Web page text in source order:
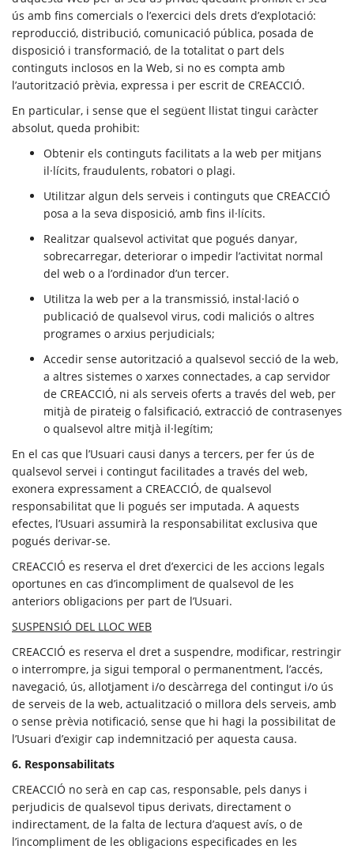
ús amb fins comercials o l’exercici dels drets d’explotació:
reproducció, distribució, comunicació pública, posada de
disposició i transformació, de la totalitat o part dels
continguts inclosos en la Web, si no es compta amb
l’autorització prèvia, expressa i per escrit de CREACCIÓ.
En particular, i sense que el següent llistat tingui caràcter
absolut, queda prohibit:
Obtenir els continguts facilitats a la web per mitjans
il·lícits, fraudulents, robatori o plagi.
Utilitzar algun dels serveis i continguts que CREACCIÓ
posa a la seva disposició, amb fins il·lícits.
Realitzar qualsevol activitat que pogués danyar,
sobrecarregar, deteriorar o impedir l’activitat normal
del web o a l’ordinador d’un tercer.
Utilitza la web per a la transmissió, instal·lació o
publicació de qualsevol virus, codi maliciós o altres
programes o arxius perjudicials;
Accedir sense autorització a qualsevol secció de la web,
a altres sistemes o xarxes connectades, a cap servidor
de CREACCIÓ, ni als serveis oferts a través del web, per
mitjà de pirateig o falsificació, extracció de contrasenyes
o qualsevol altre mitjà il·legítim;
En el cas que l’Usuari causi danys a tercers, per fer ús de
qualsevol servei i contingut facilitades a través del web,
exonera expressament a CREACCIÓ, de qualsevol
responsabilitat que li pogués ser imputada. A aquests
efectes, l’Usuari assumirà la responsabilitat exclusiva que
pogués derivar-se.
CREACCIÓ es reserva el dret d’exercici de les accions legals
oportunes en cas d’incompliment de qualsevol de les
anteriors obligacions per part de l’Usuari.
SUSPENSIÓ DEL LLOC WEB
CREACCIÓ es reserva el dret a suspendre, modificar, restringir
o interrompre, ja sigui temporal o permanentment, l’accés,
navegació, ús, allotjament i/o descàrrega del contingut i/o ús
de serveis de la web, actualització o millora dels serveis, amb
o sense prèvia notificació, sense que hi hagi la possibilitat de
l’Usuari d’exigir cap indemnització per aquesta causa.
6. Responsabilitats
CREACCIÓ no serà en cap cas, responsable, pels danys i
perjudicis de qualsevol tipus derivats, directament o
indirectament, de la falta de lectura d’aquest avís, o de
l’incompliment de les obligacions especificades en les